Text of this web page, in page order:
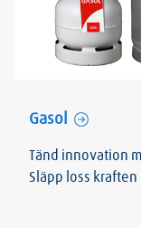
Gasol
Tänd innovation
Släpp loss